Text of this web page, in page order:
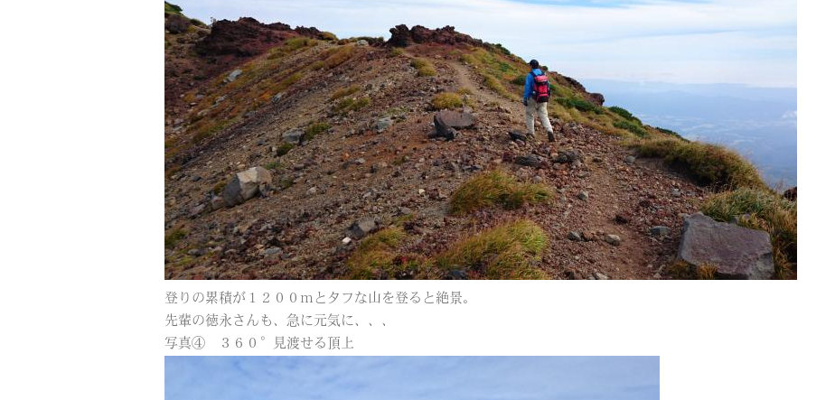
登りの累積が１２００ｍとタフな山を登ると絶景。
先輩の徳永さんも、急に元気に、、、
写真④ ３６０°見渡せる頂上